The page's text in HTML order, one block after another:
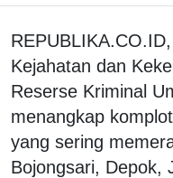
Kejahatan dan
Reserse Kriminal
menangkap
yang sering
Bojongsari, Depok,